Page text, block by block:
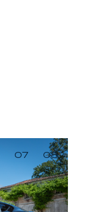
07
08